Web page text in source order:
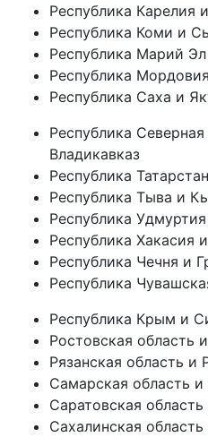
Республика Карелия
Республика Коми и
Республика Марий
Республика
Республика Саха и
Республика
Владикавказ
Республика
Республика Тыва и
Республика
Республика Хакасия
Республика Чечня и
Республика
Республика Крым и
Ростовская область
Рязанская область и
Самарская область
Саратовская
Сахалинская